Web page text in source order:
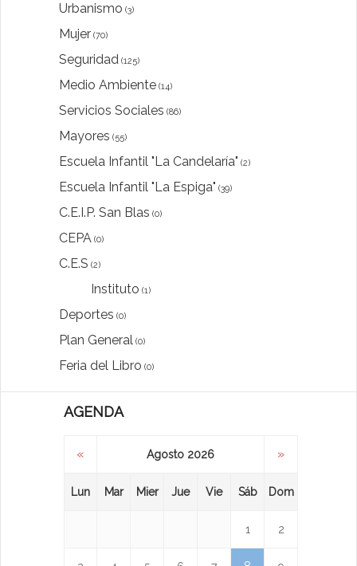
Urbanismo (3)
Mujer (70)
Seguridad (125)
Medio Ambiente (14)
Servicios Sociales (86)
Mayores (55)
Escuela Infantil "La Candelaría" (2)
Escuela Infantil "La Espiga" (39)
C.E.I.P. San Blas (0)
CEPA (0)
C.E.S (2)
Instituto (1)
Deportes (0)
Plan General (0)
Feria del Libro (0)
AGENDA
« Agosto 2026 »
Lun Mar Mier Jue Vie Sáb Dom
1 2